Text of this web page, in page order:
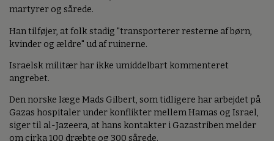
martyrer og sårede.
Han tilføjer, at folk stadig "transporterer resterne af børn,
kvinder og ældre" ud af ruinerne.
Israelsk militær har ikke umiddelbart kommenteret
angrebet.
Den norske læge Mads Gilbert, som tidligere har arbejdet på
Gazas hospitaler under konflikter mellem Hamas og Israel,
siger til al-Jazeera, at hans kontakter i Gazastriben melder
om cirka 100 dræbte og 300 sårede.